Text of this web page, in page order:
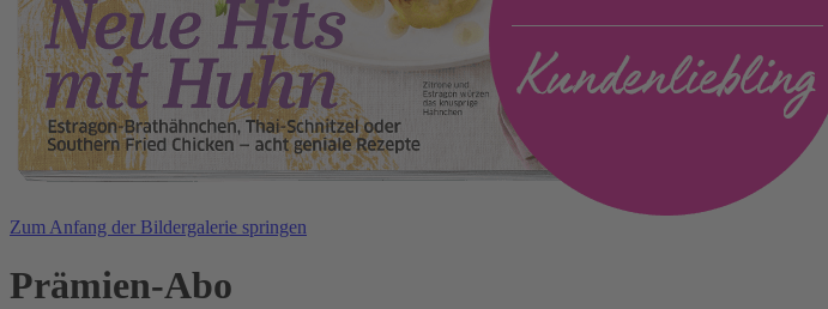
Zum Anfang der Bildergalerie springen
Prämien-Abo